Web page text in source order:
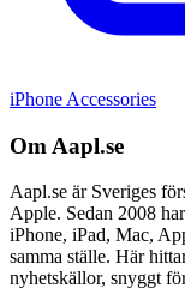
iPhone Accessories
Om Aapl.se
Aapl.se är Sveriges
Apple. Sedan 2008
iPhone, iPad, Mac,
samma ställe. Här
nyhetskällor, snyggt